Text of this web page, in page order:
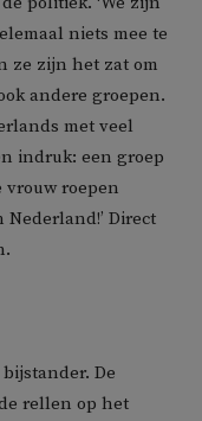
niets mee te
ze zijn het zat om
andere groepen.
met veel
indruk: een groep
roepen
Direct
bijstander. De
rellen op het